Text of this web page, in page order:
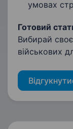
умовах
Готовий
Вибирай
військових